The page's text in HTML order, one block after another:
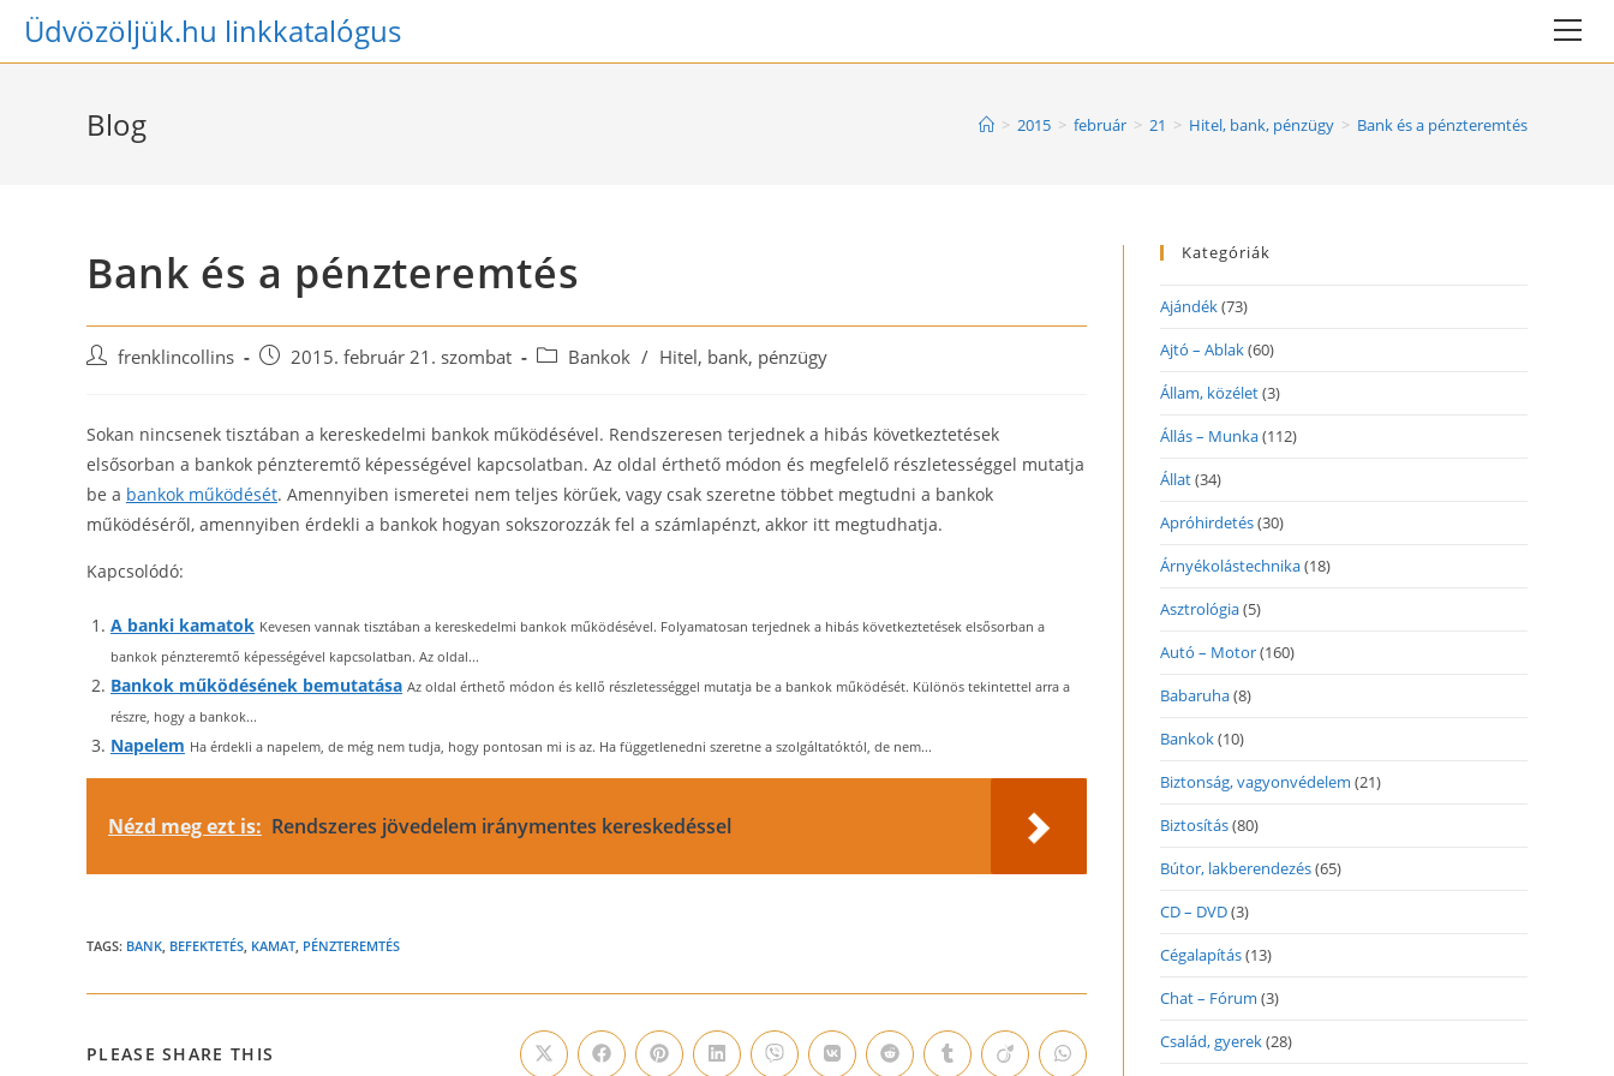
SkipÜdvözöljük.hu linkkatalógus
Blog > 2015 > február > 21 > Hitel, bank, pénzügy > Bank és a pénzteremtés
Bank és a pénzteremtés
Postfrenklincollins
Post 2015. február 21. szombat
Post Bankok / Hitel, bank, pénzügy
Sokan nincsenek tisztában a kereskedelmi bankok működésével. Rendszeresen terjednek a hibás következtetések
elsősorban a bankok pénzteremtő képességével kapcsolatban. Az oldal érthető módon és megfelelő részletességgel mutatja
be a bankok működését. Amennyiben ismeretei nem teljes körűek, vagy csak szeretne többet megtudni a bankok
működéséről, amennyiben érdekli a bankok hogyan sokszorozzák fel a számlapénzt, akkor itt megtudhatja.
Kapcsolódó:
A banki kamatok Kevesen vannak tisztában a kereskedelmi bankok működésével. Folyamatosan terjednek a hibás következtetések elsősorban a
bankok pénzteremtő képességével kapcsolatban. Az oldal...
Bankok működésének bemutatása Az oldal érthető módon és kellő részletességgel mutatja be a bankok működését. Különös tekintettel arra a
részre, hogy a bankok...
Napelem Ha érdekli a napelem, de még nem tudja, hogy pontosan mi is az. Ha függetlenedni szeretne a szolgáltatóktól, de nem...
Nézd meg ezt is: Rendszeres jövedelem iránymentes kereskedéssel
TAGS: BANK, BEFEKTETÉS, KAMAT, PÉNZTEREMTÉS
PLEASE SHARE THIS Opens Opens Opens Opens Opens Opens Opens Opens Opens Opens
Kategóriák
Ajándék(73)
Ajtó – Ablak(60)
Állam, közélet(3)
Állás – Munka(112)
Állat(34)
Apróhirdetés(30)
Árnyékolástechnika(18)
Asztrológia(5)
Autó – Motor(160)
Babaruha(8)
Bankok(10)
Biztonság, vagyonvédelem (21)
Biztosítás(80)
Bútor, lakberendezés(65)
CD – DVD(3)
Cégalapítás(13)
Chat – Fórum (3)
Család, gyerek(28)